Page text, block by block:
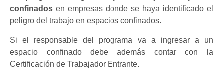
confinados en empresas donde se haya identificado el
peligro del trabajo en espacios confinados.
Si el responsable del programa va a ingresar a un
espacio confinado debe además contar con la
Certificación de Trabajador Entrante.